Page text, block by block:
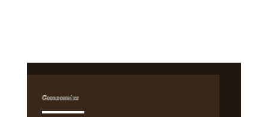
Coordonnées